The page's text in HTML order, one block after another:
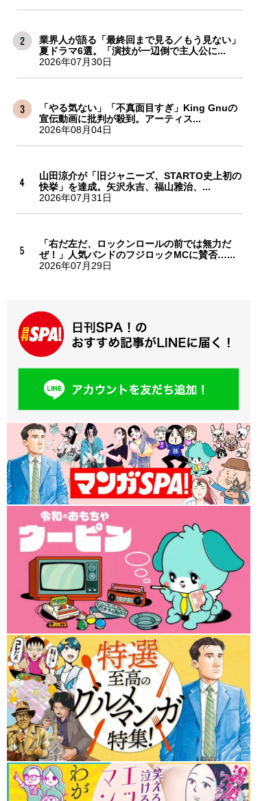
業界人が語る「最終回まで見る／もう見ない」
夏ドラマ6選。「演技が一辺倒で主人公に...
2026年07月30日
「やる気ない」「不真面目すぎ」King Gnuの
宣伝動画に批判が殺到。アーティス...
2026年08月04日
山田涼介が「旧ジャニーズ、STARTO史上初の
快挙」を達成。矢沢永吉、福山雅治、...
2026年07月31日
「右だ左だ、ロックンロールの前では無力だ
ぜ！」人気バンドのフジロックMCに賛否…...
2026年07月29日